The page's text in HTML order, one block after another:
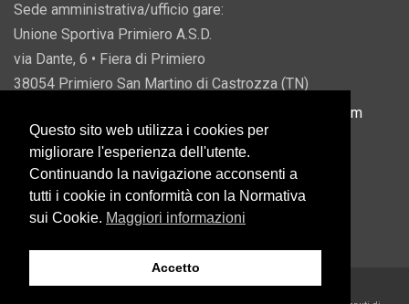
Sede amministrativa/ufficio gare:
Unione Sportiva Primiero A.S.D.
via Dante, 6 • Fiera di Primiero
38054 Primiero San Martino di Castrozza (TN)
info@usprimiero.com
Vantaggi da Pubblica Amministrazione
Questo sito web utilizza i cookies per
migliorare l'esperienza dell'utente.
Continuando la navigazione acconsenti a
tutti i cookie in conformità con la Normativa
sui Cookie. Maggiori informazioni
Accetto